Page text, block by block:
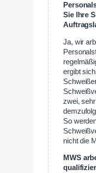
Sie Ihre
Ja, wir
ergibt
zwei,
So
nicht die
MWS